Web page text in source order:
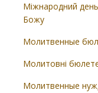
Міжнародний
Божу
Молитвенные
Молитовні
Молитвенные